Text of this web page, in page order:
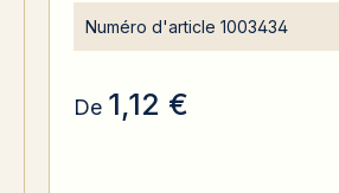
Numéro d'article 1003434
De 1,12 €